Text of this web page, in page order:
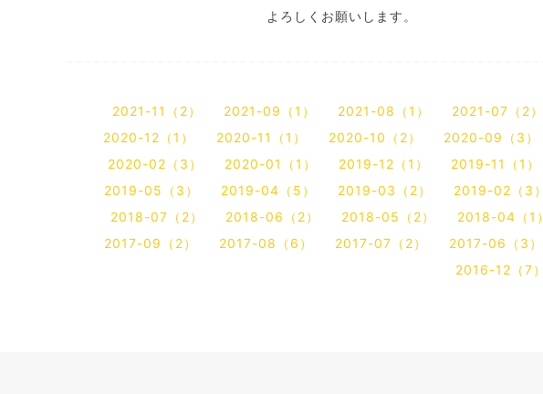
よろしくお願いします。
2021-11（2） 2021-09（1） 2021-08（1） 2021-07（2）
2020-12（1）
2020-11（1） 2020-10（2） 2020-09（3）
2020-02（3）
2020-01（1） 2019-12（1） 2019-11（1）
2019-05（3）
2019-04（5） 2019-03（2） 2019-02（3）
2018-07（2）
2018-06（2） 2018-05（2） 2018-04（1）
2017-09（2）
2017-08（6） 2017-07（2） 2017-06（3）
2016-12（7）